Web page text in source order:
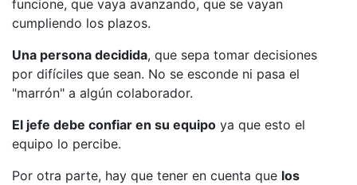
funcione, que vaya avanzando, que se vayan
cumpliendo los plazos.
Una persona decidida, que sepa tomar decisiones
por difíciles que sean. No se esconde ni pasa el
"marrón" a algún colaborador.
El jefe debe confiar en su equipo ya que esto el
equipo lo percibe.
Por otra parte, hay que tener en cuenta que los